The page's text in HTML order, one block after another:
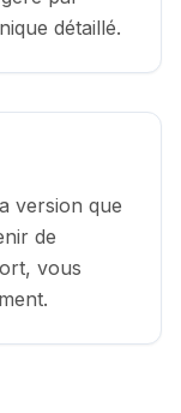
détaillé.
version que
de
vous